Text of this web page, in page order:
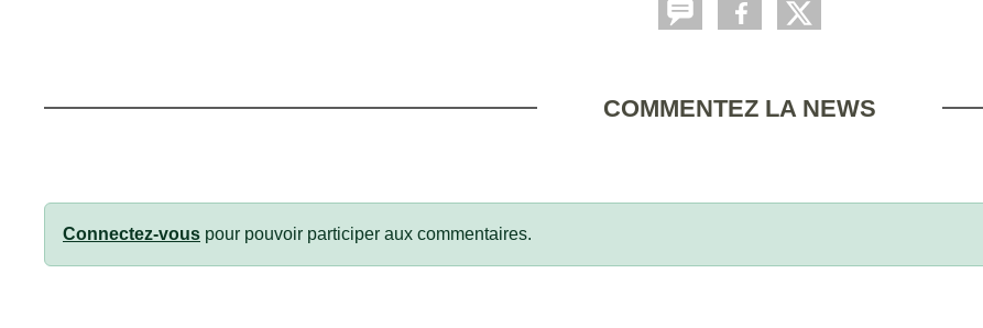
COMMENTEZ LA NEWS
Connectez-vous pour pouvoir participer aux commentaires.